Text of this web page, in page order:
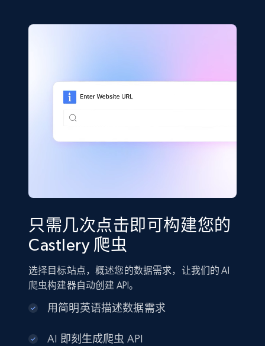
只需几次点击即可构建您的
Castlery 爬虫
选择目标站点，概述您的数据需求，让我们的 AI
爬虫构建器自动创建 API。
用简明英语描述数据需求
AI 即刻生成爬虫 API